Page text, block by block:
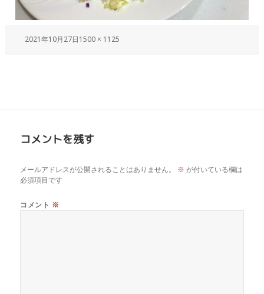
2021年10月27日1500 × 1125
コメントを残す
メールアドレスが公開されることはありません。 ※ が付いている欄は
必須項目です
コメント ※